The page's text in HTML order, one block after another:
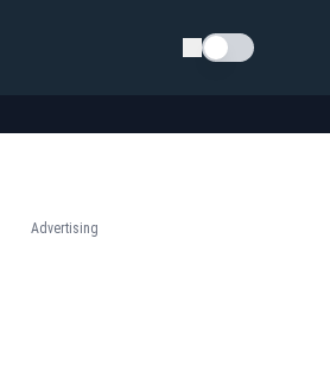
Schimba tema
Advertising